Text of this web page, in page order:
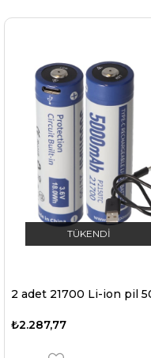
TÜKENDI
₺2.287,77